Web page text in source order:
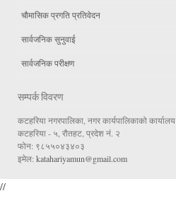
चौमासिक प्रगति प्रतिवेदन
सार्वजनिक सुनुवाई
सार्वजनिक परीक्षण
सम्पर्क विवरण
कटहरिया नगरपालिका, नगर कार्यपालिकाको कार्यालय
कटहरिया - ५, रौतहट, प्रदेश नं. २
फोन: ९८५५०४३४०३
इमेल: katahariyamun@gmail.com
//